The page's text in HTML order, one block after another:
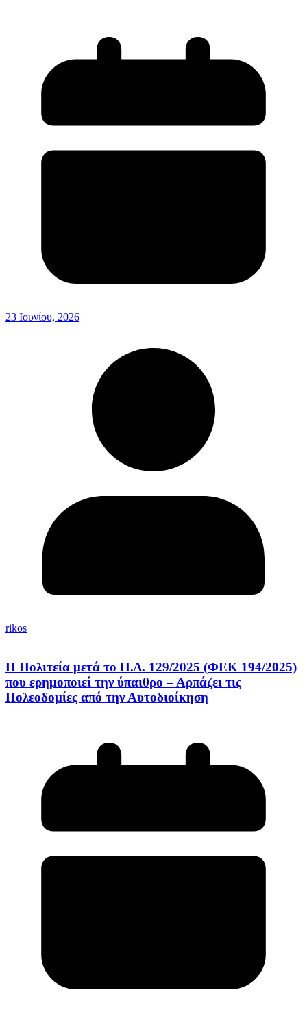
23 Ιουνίου, 2026
rikos
Η Πολιτεία μετά το Π.Δ. 129/2025 (ΦΕΚ 194/2025)
που ερημοποιεί την ύπαιθρο – Αρπάζει τις
Πολεοδομίες από την Αυτοδιοίκηση